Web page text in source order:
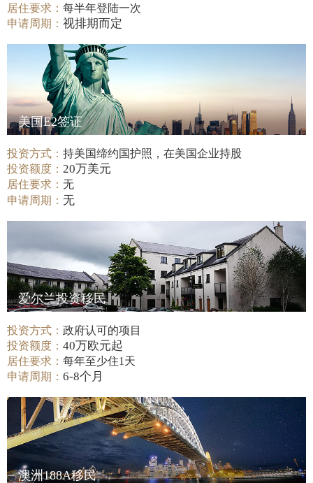
居住要求：每半年登陆一次
申请周期：视排期而定
美国E2签证
投资方式：持美国缔约国护照，在美国企业持股
投资额度： 20万美元
居住要求：无
申请周期：无
爱尔兰投资移民
投资方式：政府认可的项目
投资额度：40万欧元起
居住要求：每年至少住1天
申请周期：6-8个月
澳洲188A移民